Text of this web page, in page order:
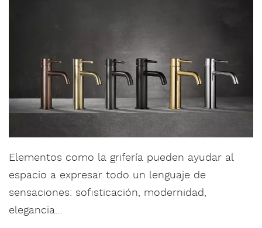
Elementos como la grifería pueden ayudar al
espacio a expresar todo un lenguaje de
sensaciones: sofisticación, modernidad,
elegancia…